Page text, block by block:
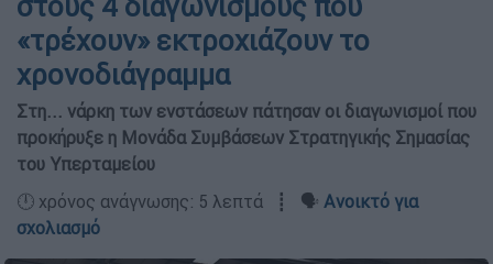
«τρέχουν» εκτροχιάζουν το
χρονοδιάγραμμα
Στη... νάρκη των ενστάσεων πάτησαν οι διαγωνισμοί που
προκήρυξε η Μονάδα Συμβάσεων Στρατηγικής Σημασίας
του Υπερταμείου
🕛 χρόνος ανάγνωσης: 5 λεπτά ┋ 🗣️ Ανοικτό για
σχολιασμό